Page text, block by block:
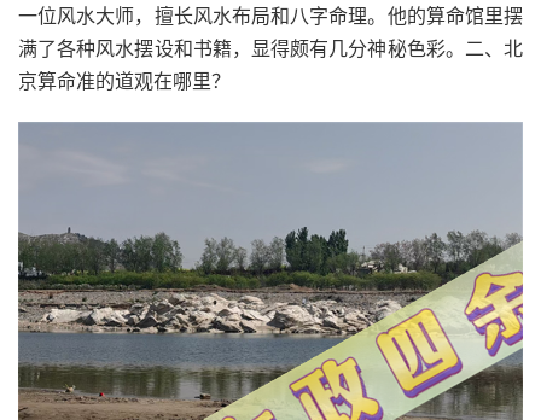
一位风水大师，擅长风水布局和八字命理。他的算命馆里摆
满了各种风水摆设和书籍，显得颇有几分神秘色彩。二、北
京算命准的道观在哪里？